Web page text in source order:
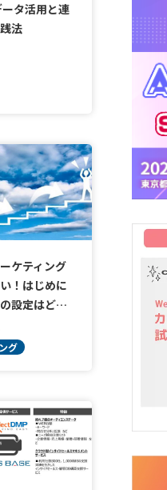
タ活用と連
法
ケティング
！はじめに
設定はど…
グ